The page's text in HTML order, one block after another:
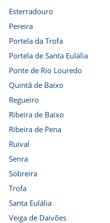
Esterradouro
Pereira
Portela da Trofa
Portela de Santa Eulália
Ponte de Rio Louredo
Quintã de Baixo
Regueiro
Ribeira de Baixo
Ribeira de Pena
Ruival
Senra
Sobreira
Trofa
Santa Eulália
Veiga de Daivões